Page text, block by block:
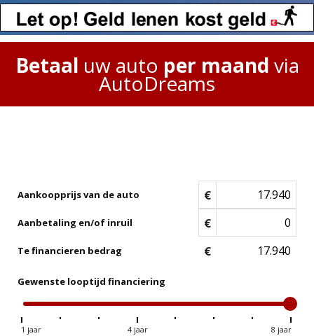
Betaal uw auto per maand via
AutoDreams
Aankoopprijs van de auto €
Aanbetaling en/of inruil €
Te financieren bedrag €
Gewenste looptijd financiering
1 jaar 4 jaar 8 jaar